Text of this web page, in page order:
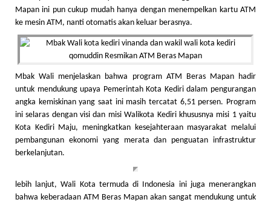
Mapan ini pun cukup mudah hanya dengan menempelkan kartu ATM
ke mesin ATM, nanti otomatis akan keluar berasnya.
Mbak Wali menjelaskan bahwa program ATM Beras Mapan hadir
untuk mendukung upaya Pemerintah Kota Kediri dalam pengurangan
angka kemiskinan yang saat ini masih tercatat 6,51 persen. Program
ini selaras dengan visi dan misi Walikota Kediri khususnya misi 1 yaitu
Kota Kediri Maju, meningkatkan kesejahteraan masyarakat melalui
pembangunan ekonomi yang merata dan penguatan infrastruktur
berkelanjutan.
lebih lanjut, Wali Kota termuda di Indonesia ini juga menerangkan
bahwa keberadaan ATM Beras Mapan akan sangat mendukung untuk